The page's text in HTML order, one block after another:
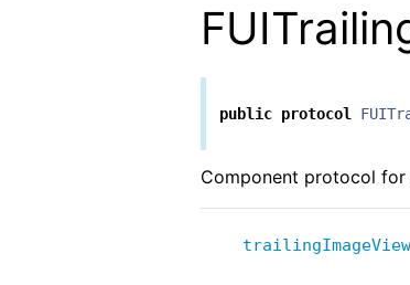
public protocol
Component protocol for
trailingImageView